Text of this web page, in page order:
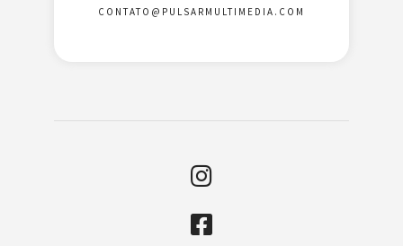
CONTATO@PULSARMULTIMEDIA.COM